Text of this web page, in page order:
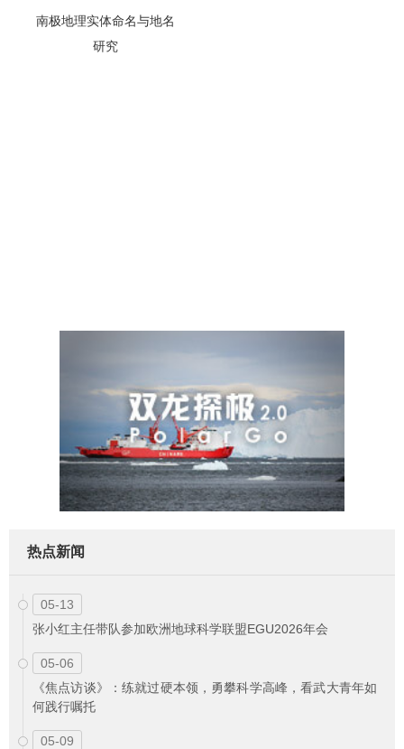
南极地理实体命名与地名
研究
热点新闻
05-13
张小红主任带队参加欧洲地球科学联盟EGU2026年会
05-06
《焦点访谈》：练就过硬本领，勇攀科学高峰，看武大青年如
何践行嘱托
05-09